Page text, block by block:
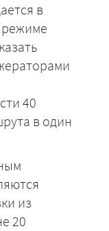
в
40
в один
из
20